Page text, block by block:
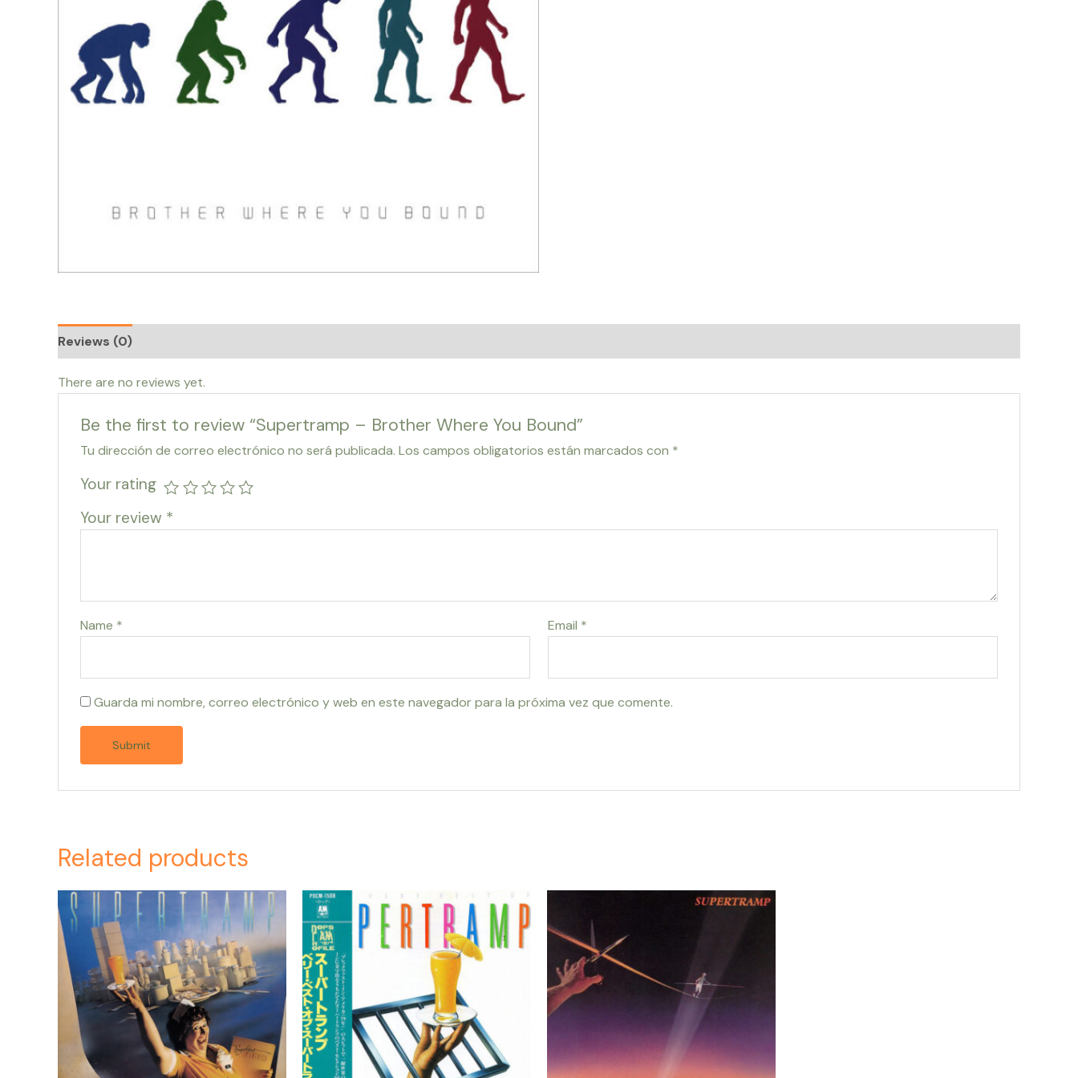
Reviews (0)
There are no reviews yet.
Be the first to review “Supertramp – Brother Where You Bound”
Tu dirección de correo electrónico no será publicada. Los campos obligatorios están marcados con *
Your rating
Your review *
Name * Email *
Guarda mi nombre, correo electrónico y web en este navegador para la próxima vez que comente.
Related products